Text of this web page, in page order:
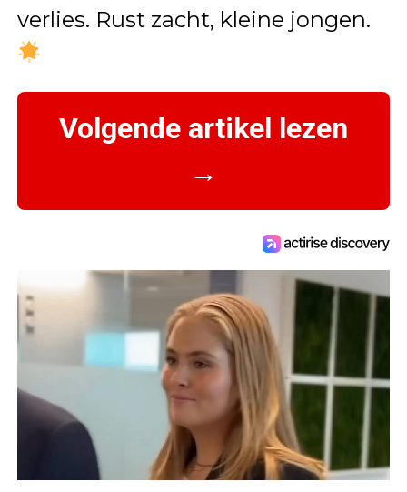
verlies. Rust zacht, kleine jongen.
Volgende artikel lezen
→